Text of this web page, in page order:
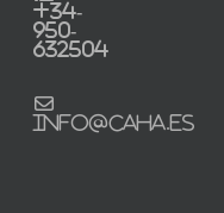
+34-
950-
632504
info@caha.es